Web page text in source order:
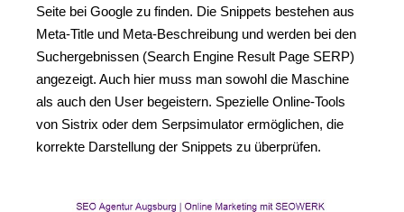
Seite bei Google zu finden. Die Snippets bestehen aus
Meta-Title und Meta-Beschreibung und werden bei den
Suchergebnissen (Search Engine Result Page SERP)
angezeigt. Auch hier muss man sowohl die Maschine
als auch den User begeistern. Spezielle Online-Tools
von Sistrix oder dem Serpsimulator ermöglichen, die
korrekte Darstellung der Snippets zu überprüfen.